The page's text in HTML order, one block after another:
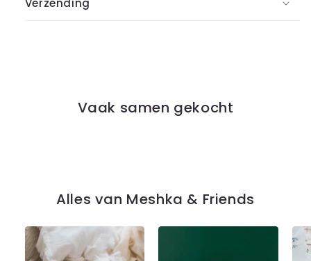
Vaak samen gekocht
Alles van Meshka & Friends